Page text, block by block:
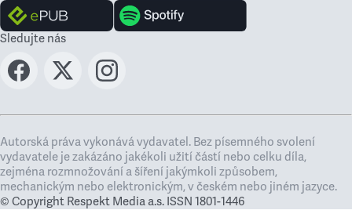
Sledujte nás
Autorská práva vykonává vydavatel. Bez písemného svolení
vydavatele je zakázáno jakékoli užití částí nebo celku díla,
zejména rozmnožování a šíření jakýmkoli způsobem,
mechanickým nebo elektronickým, v českém nebo jiném jazyce.
© Copyright Respekt Media a.s. ISSN 1801-1446